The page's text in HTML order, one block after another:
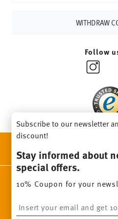
For returns,WITHDRAW
Follow
Beauty &
Homepage General terms and
Subscribe to our newsletter
discount!
Stay informed about
special offers.
10% Coupon for your